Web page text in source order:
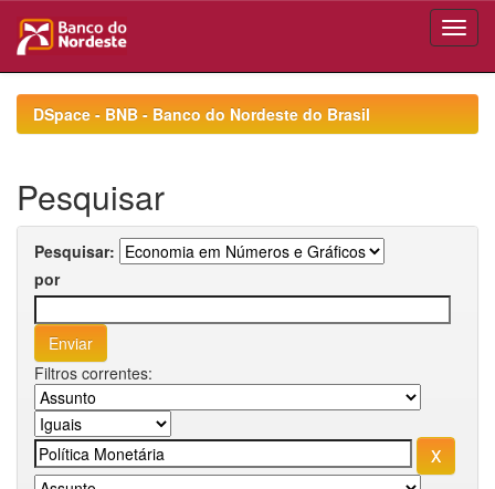
navigationDSpace - BNB - Banco do Nordeste do Brasil
Pesquisar
Pesquisar:
por
Filtros correntes: